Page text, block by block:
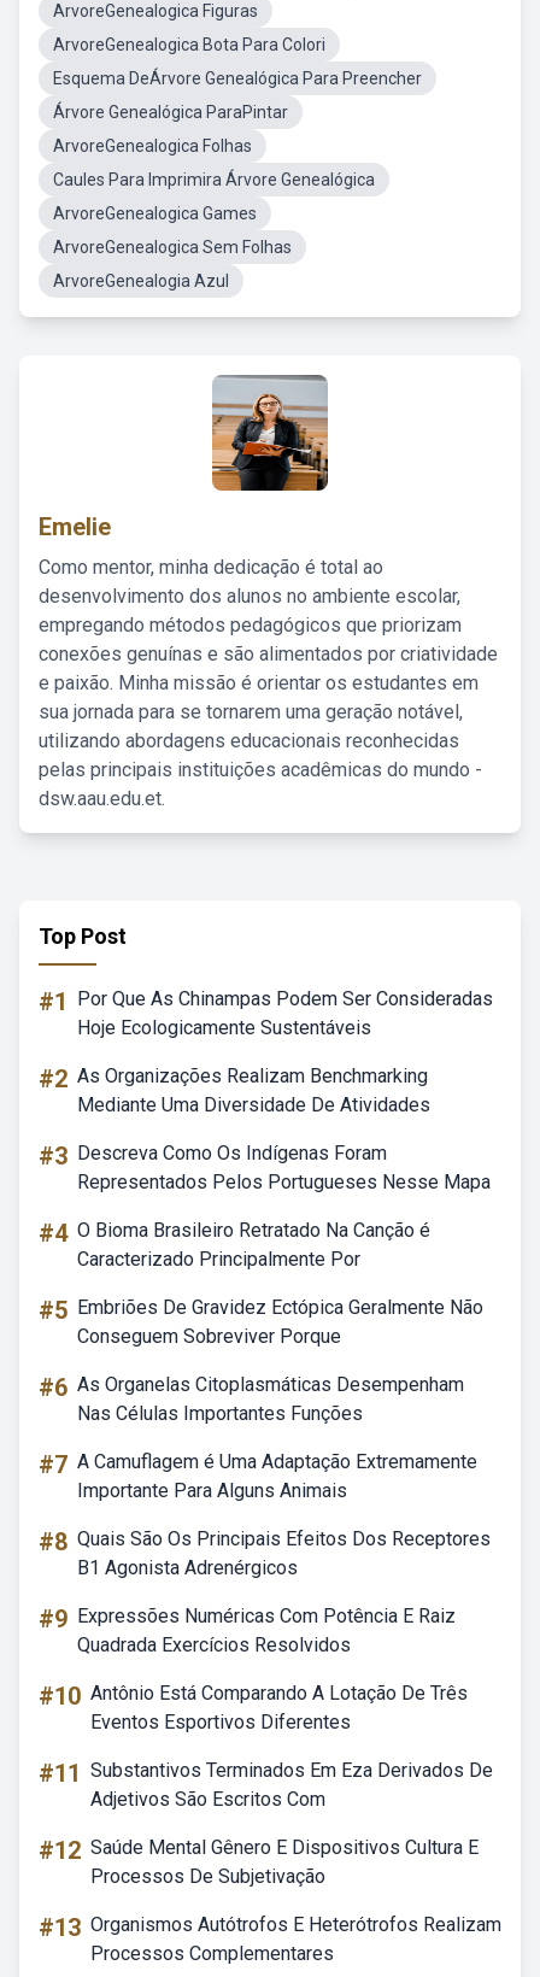
ArvoreGenealogica Figuras
ArvoreGenealogica Bota Para Colori
Esquema DeÁrvore Genealógica Para Preencher
Árvore Genealógica ParaPintar
ArvoreGenealogica Folhas
Caules Para Imprimira Árvore Genealógica
ArvoreGenealogica Games
ArvoreGenealogica Sem Folhas
ArvoreGenealogia Azul
Emelie
Como mentor, minha dedicação é total ao
desenvolvimento dos alunos no ambiente escolar,
empregando métodos pedagógicos que priorizam
conexões genuínas e são alimentados por criatividade
e paixão. Minha missão é orientar os estudantes em
sua jornada para se tornarem uma geração notável,
utilizando abordagens educacionais reconhecidas
pelas principais instituições acadêmicas do mundo -
dsw.aau.edu.et.
Top Post
#1
Por Que As Chinampas Podem Ser Consideradas
Hoje Ecologicamente Sustentáveis
#2 As Organizações Realizam Benchmarking
Mediante Uma Diversidade De Atividades
#3 Descreva Como Os Indígenas Foram
Representados Pelos Portugueses Nesse Mapa
#4 O Bioma Brasileiro Retratado Na Canção é
Caracterizado Principalmente Por
#5 Embriões De Gravidez Ectópica Geralmente Não
Conseguem Sobreviver Porque
#6 As Organelas Citoplasmáticas Desempenham
Nas Células Importantes Funções
#7 A Camuflagem é Uma Adaptação Extremamente
Importante Para Alguns Animais
#8 Quais São Os Principais Efeitos Dos Receptores
B1 Agonista Adrenérgicos
#9 Expressões Numéricas Com Potência E Raiz
Quadrada Exercícios Resolvidos
#10 Antônio Está Comparando A Lotação De Três
Eventos Esportivos Diferentes
#11 Substantivos Terminados Em Eza Derivados De
Adjetivos São Escritos Com
#12 Saúde Mental Gênero E Dispositivos Cultura E
Processos De Subjetivação
#13 Organismos Autótrofos E Heterótrofos Realizam
Processos Complementares